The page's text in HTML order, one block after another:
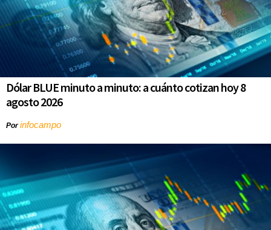
Dólar BLUE minuto a minuto: a cuánto cotizan hoy 8
agosto 2026
Porinfocampo